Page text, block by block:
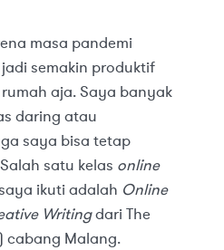
masa pandemi
semakin produktif
aja. Saya banyak
daring atau
saya bisa tetap
satu kelas online
ikuti adalah Online
Writingdari The
cabang Malang.